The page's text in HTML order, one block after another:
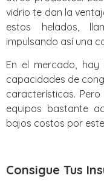
vidrio te dan la
estos helados,
impulsando así una
En el mercado,
capacidades de
características.
equipos bastante
bajos costos por
Consigue Tus